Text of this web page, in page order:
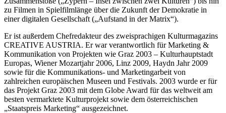
zu Filmen in Spielfilmlänge über die Zukunft der Demokratie in
einer digitalen Gesellschaft („Aufstand in der Matrix“).
Er ist außerdem Chefredakteur des zweisprachigen Kulturmagazins
CREATIVE AUSTRIA. Er war verantwortlich für Marketing &
Kommunikation von Projekten wie Graz 2003 – Kulturhauptstadt
Europas, Wiener Mozartjahr 2006, Linz 2009, Haydn Jahr 2009
sowie für die Kommunikations- und Marketingarbeit von
zahlreichen europäischen Museen und Festivals. 2003 wurde er für
das Projekt Graz 2003 mit dem Globe Award für das weltweit am
besten vermarktete Kulturprojekt sowie dem österreichischen
„Staatspreis Marketing“ ausgezeichnet.